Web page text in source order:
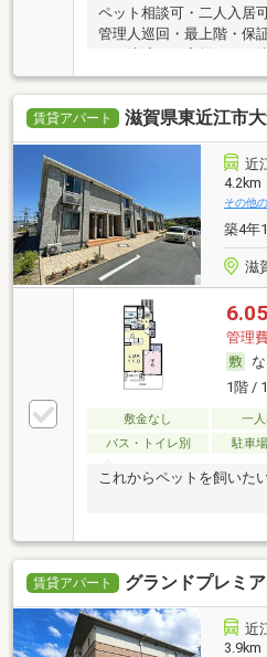
ペット相談可・二人入居
管理人巡回・最上階・保
賃貸アパート 滋賀県東近江市
近
4.2km
その他
築4年
滋
6.05
管理
1階 /
敷金なし 一
バス・トイレ別
駐車
これからペットを飼いた
賃貸アパート グランドプレミ
近
3.9km